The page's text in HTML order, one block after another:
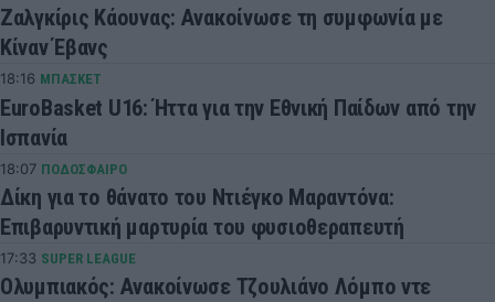
Ζαλγκίρις Κάουνας: Ανακοίνωσε τη συμφωνία με
Κίναν Έβανς
18:16 ΜΠΑΣΚΕΤ
EuroBasket U16: Ήττα για την Εθνική Παίδων από την
Ισπανία
18:07 ΠΟΔΟΣΦΑΙΡΟ
Δίκη για το θάνατο του Ντιέγκο Μαραντόνα:
Επιβαρυντική μαρτυρία του φυσιοθεραπευτή
17:33 SUPER LEAGUE
Ολυμπιακός: Ανακοίνωσε Τζουλιάνο Λόμπο ντε